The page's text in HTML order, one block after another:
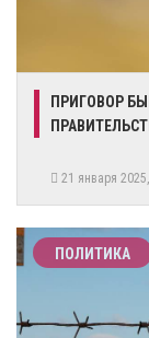
​ПРИГОВОР
21 января
ПОЛИТИКА